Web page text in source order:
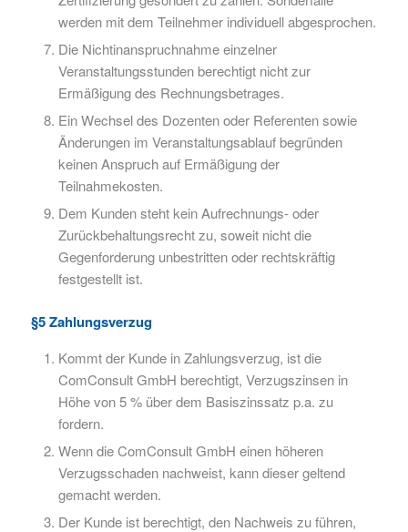
werden mit dem Teilnehmer individuell abgesprochen.
Die Nichtinanspruchnahme einzelner
Veranstaltungsstunden berechtigt nicht zur
Ermäßigung des Rechnungsbetrages.
Ein Wechsel des Dozenten oder Referenten sowie
Änderungen im Veranstaltungsablauf begründen
keinen Anspruch auf Ermäßigung der
Teilnahmekosten.
Dem Kunden steht kein Aufrechnungs- oder
Zurückbehaltungsrecht zu, soweit nicht die
Gegenforderung unbestritten oder rechtskräftig
festgestellt ist.
§5 Zahlungsverzug
Kommt der Kunde in Zahlungsverzug, ist die
ComConsult GmbH berechtigt, Verzugszinsen in
Höhe von 5 % über dem Basiszinssatz p.a. zu
fordern.
Wenn die ComConsult GmbH einen höheren
Verzugsschaden nachweist, kann dieser geltend
gemacht werden.
Der Kunde ist berechtigt, den Nachweis zu führen,